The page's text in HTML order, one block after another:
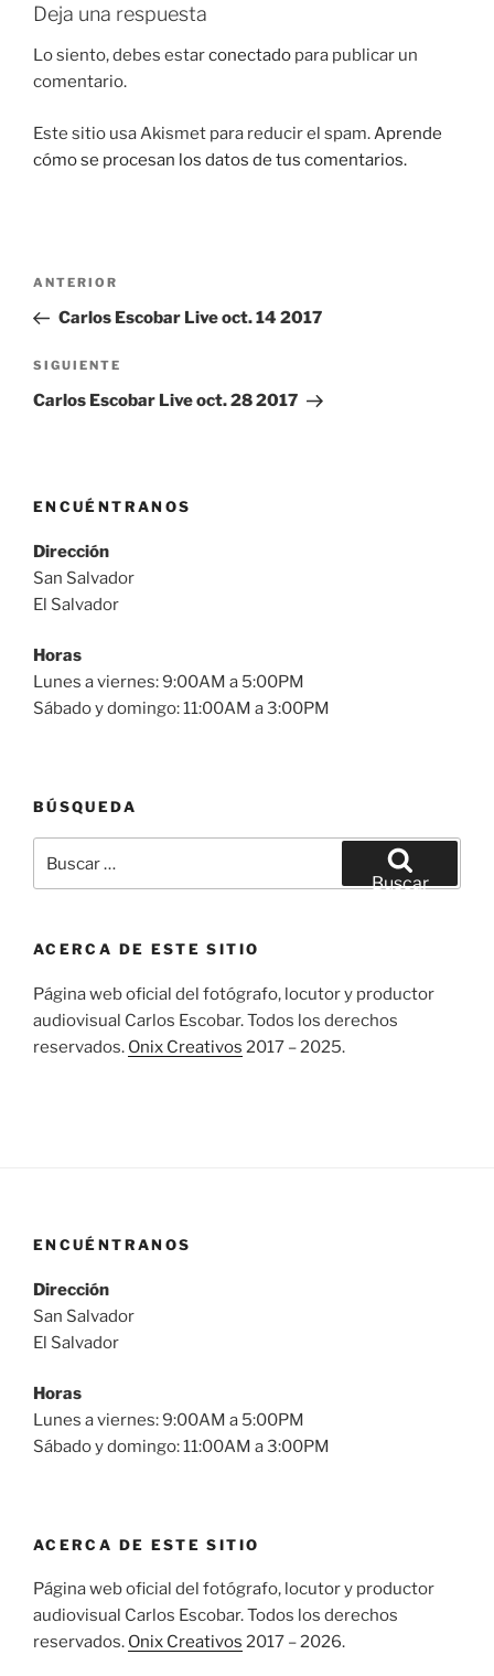
Deja una respuesta
Lo siento, debes estarconectado para publicar un
comentario.
Este sitio usa Akismet para reducir el spam.Aprende
cómo se procesan los datos de tus comentarios.
Navegación
entradas
Entrada
anterior:
ANTERIOR
Carlos Escobar Live oct. 14 2017
Siguiente
entrada
SIGUIENTE
Carlos Escobar Live oct. 28 2017
ENCUÉNTRANOS
Dirección
San Salvador
El Salvador
Horas
Lunes a viernes: 9:00AM a 5:00PM
Sábado y domingo: 11:00AM a 3:00PM
BÚSQUEDA
por:
Buscar
ACERCA DE ESTE SITIO
Página web oficial del fotógrafo, locutor y productor
audiovisual Carlos Escobar. Todos los derechos
reservados. Onix Creativos 2017 – 2025.
ENCUÉNTRANOS
Dirección
San Salvador
El Salvador
Horas
Lunes a viernes: 9:00AM a 5:00PM
Sábado y domingo: 11:00AM a 3:00PM
ACERCA DE ESTE SITIO
Página web oficial del fotógrafo, locutor y productor
audiovisual Carlos Escobar. Todos los derechos
reservados. Onix Creativos 2017 – 2026.